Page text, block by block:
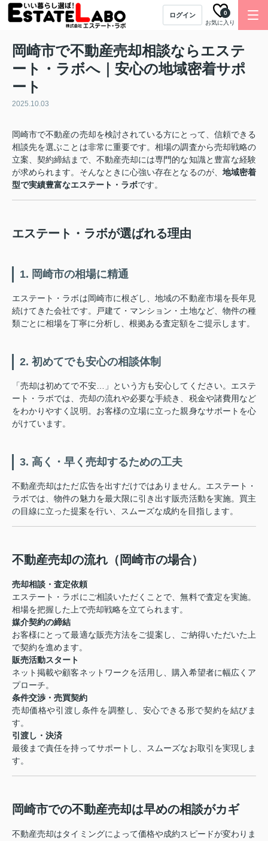
ログイン
お気に入り
0
岡崎市で不動産売却相談ならエステ
ート・ラボへ｜安心の地域密着サポ
ート
2025.10.03
岡崎市で不動産の売却を検討されている方にとって、信頼できる
相談先を選ぶことは非常に重要です。相場の調査から売却戦略の
立案、契約締結まで、不動産売却には専門的な知識と豊富な経験
が求められます。そんなときに心強い存在となるのが、 地域密着
型で実績豊富なエステート・ラボです。
エステート・ラボが選ばれる理由
1. 岡崎市の相場に精通
エステート・ラボは岡崎市に根ざし、地域の不動産市場を長年見
続けてきた会社です。戸建て・マンション・土地など、物件の種
類ごとに相場を丁寧に分析し、根拠ある査定額をご提示します。
2. 初めてでも安心の相談体制
「売却は初めてで不安…」という方も安心してください。エステ
ート・ラボでは、売却の流れや必要な手続き、税金や諸費用など
をわかりやすく説明。お客様の立場に立った親身なサポートを心
がけています。
3. 高く・早く売却するための工夫
不動産売却はただ広告を出すだけではありません。エステート・
ラボでは、物件の魅力を最大限に引き出す販売活動を実施。買主
の目線に立った提案を行い、スムーズな成約を目指します。
不動産売却の流れ（岡崎市の場合）
売却相談・査定依頼
エステート・ラボにご相談いただくことで、無料で査定を実施。
相場を把握した上で売却戦略を立てられます。
媒介契約の締結
お客様にとって最適な販売方法をご提案し、ご納得いただいた上
で契約を進めます。
販売活動スタート
ネット掲載や顧客ネットワークを活用し、購入希望者に幅広くア
プローチ。
条件交渉・売買契約
売却価格や引渡し条件を調整し、安心できる形で契約を結びま
す。
引渡し・決済
最後まで責任を持ってサポートし、スムーズなお取引を実現しま
す。
岡崎市での不動産売却は早めの相談がカギ
不動産売却はタイミングによって価格や成約スピードが変わりま